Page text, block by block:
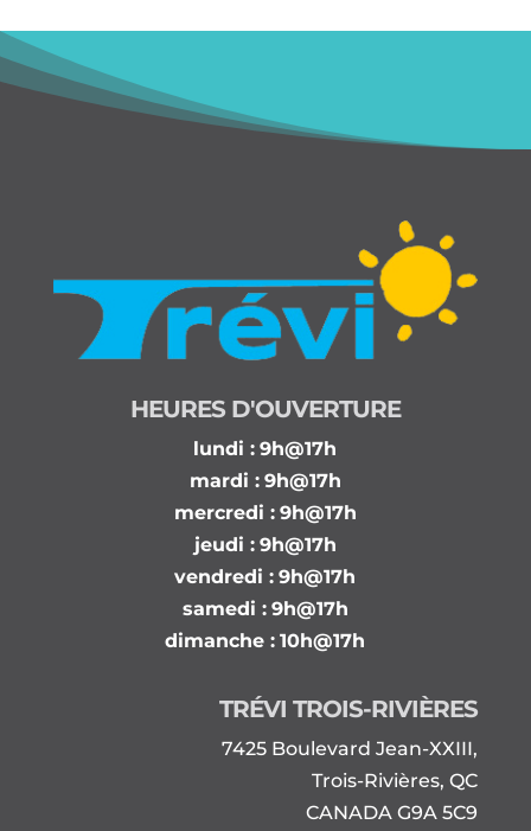
HEURES D'OUVERTURE
lundi : 9h@17h
mardi : 9h@17h
mercredi : 9h@17h
jeudi : 9h@17h
vendredi : 9h@17h
samedi : 9h@17h
dimanche : 10h@17h
TRÉVI TROIS-RIVIÈRES
7425 Boulevard Jean-XXIII,
Trois-Rivières, QC
CANADA G9A 5C9